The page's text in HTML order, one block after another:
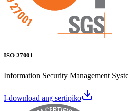
ISO 27001
Information Security Management
I-download ang sertipiko